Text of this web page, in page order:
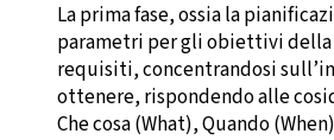
La prima fase, ossia la
parametri per gli obiettivi della
requisiti, concentrandosi
ottenere, rispondendo alle
Che cosa (What), Quando